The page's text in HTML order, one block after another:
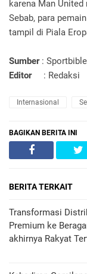
karena Man
Sebab, para
tampil di Piala
Sumber:
Editor: Redaksi
Internasional
BAGIKAN BERITA INI
BERITA TERKAIT
Transformasi
Premium ke
akhirnya Rakyat